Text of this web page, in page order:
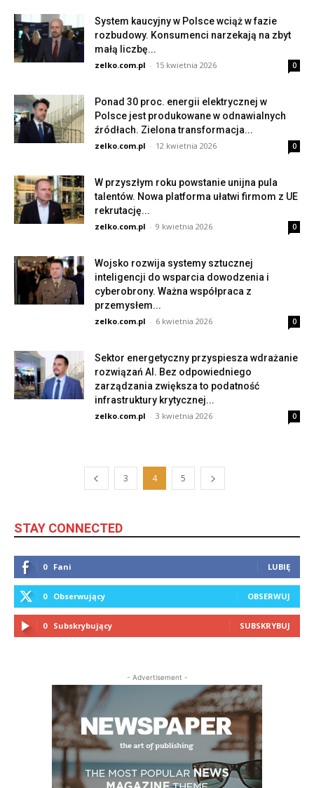
System kaucyjny w Polsce wciąż w fazie
rozbudowy. Konsumenci narzekają na zbyt
małą liczbę...
zelko.com.pl - 15 kwietnia 2026 0
Ponad 30 proc. energii elektrycznej w
Polsce jest produkowane w odnawialnych
źródłach. Zielona transformacja...
zelko.com.pl - 12 kwietnia 2026 0
W przyszłym roku powstanie unijna pula
talentów. Nowa platforma ułatwi firmom z UE
rekrutację...
zelko.com.pl - 9 kwietnia 2026 0
Wojsko rozwija systemy sztucznej
inteligencji do wsparcia dowodzenia i
cyberobrony. Ważna współpraca z
przemysłem...
zelko.com.pl - 6 kwietnia 2026 0
Sektor energetyczny przyspiesza wdrażanie
rozwiązań AI. Bez odpowiedniego
zarządzania zwiększa to podatność
infrastruktury krytycznej...
zelko.com.pl - 3 kwietnia 2026 0
3 4 5
STAY CONNECTED
0 Fani LUBIĘ
0 Obserwujący OBSERWUJ
0 Subskrybujący SUBSKRYBUJ
- Advertisement -